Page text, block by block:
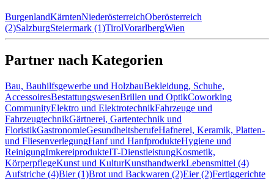
BurgenlandKärntenNiederösterreichOberösterreich
(2)SalzburgSteiermark (1)TirolVorarlbergWien
Partner nach Kategorien
Bau, Bauhilfsgewerbe und HolzbauBekleidung, Schuhe,
AccessoiresBestattungswesenBrillen und OptikCoworking
CommunityElektro und ElektrotechnikFahrzeuge und
FahrzeugtechnikGärtnerei, Gartentechnik und
FloristikGastronomieGesundheitsberufeHafnerei, Keramik, Platten-
und FliesenverlegungHanf und HanfprodukteHygiene und
ReinigungImkereiprodukteIT-DienstleistungKosmetik,
KörperpflegeKunst und KulturKunsthandwerkLebensmittel (4)
Aufstriche (4)Bier (1)Brot und Backwaren (2)Eier (2)Fertiggerichte